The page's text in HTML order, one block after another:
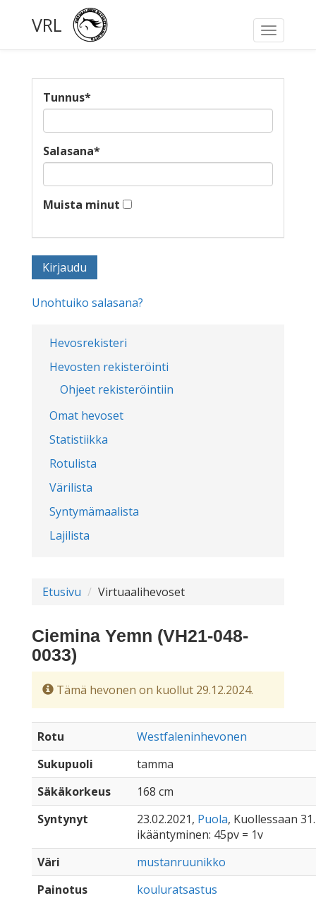
Toggle
VRL
Hevosrekisteri
Hevosten rekisteröinti
Ohjeet rekisteröintiin
Omat hevoset
Statistiikka
Rotulista
Värilista
Syntymämaalista
Lajilista
Tunnus*
Salasana*
Muista minut
Unohtuiko salasana?
Etusivu Virtuaalihevoset
Ciemina Yemn (VH21-048-
0033)
Tämä hevonen on kuollut 29.12.2024.
Rotu
Westfaleninhevonen
Sukupuoli
tamma
Säkäkorkeus
168 cm
Syntynyt
23.02.2021, Puola, Kuollessaan
ikääntyminen: 45pv = 1v
Väri
mustanruunikko
Painotus
kouluratsastus